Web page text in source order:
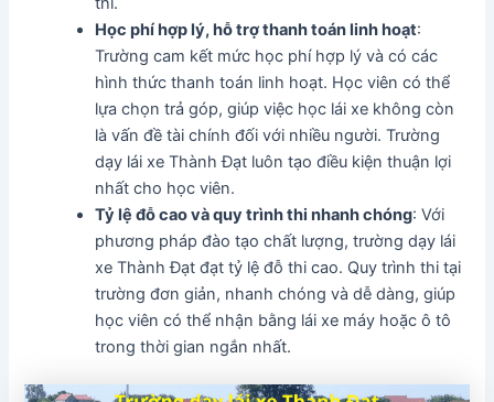
Học phí hợp lý, hỗ trợ thanh toán linh hoạt:
Trường cam kết mức học phí hợp lý và có các
hình thức thanh toán linh hoạt. Học viên có thể
lựa chọn trả góp, giúp việc học lái xe không còn
là vấn đề tài chính đối với nhiều người. Trường
dạy lái xe Thành Đạt luôn tạo điều kiện thuận lợi
nhất cho học viên.
Tỷ lệ đỗ cao và quy trình thi nhanh chóng: Với
phương pháp đào tạo chất lượng, trường dạy lái
xe Thành Đạt đạt tỷ lệ đỗ thi cao. Quy trình thi tại
trường đơn giản, nhanh chóng và dễ dàng, giúp
học viên có thể nhận bằng lái xe máy hoặc ô tô
trong thời gian ngắn nhất.